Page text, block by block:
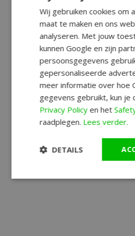
Wij gebruiken cookies om
maat te maken en ons
analyseren. Met jouw
kunnen Google en zijn
persoonsgegevens
gepersonaliseerde
meer informatie over hoe
gegevens gebruikt, kun je
Privacy Policyen het
raadplegen. Lees verder.
DETAILS